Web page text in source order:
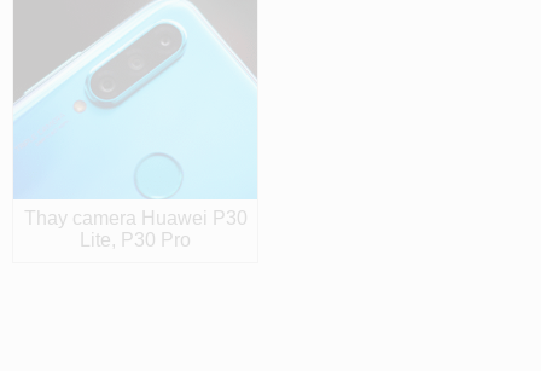
Thay camera Huawei P30
Lite, P30 Pro